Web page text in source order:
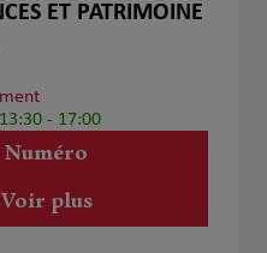
ET PATRIMOINE
- 17:00
Numéro
Voir plus